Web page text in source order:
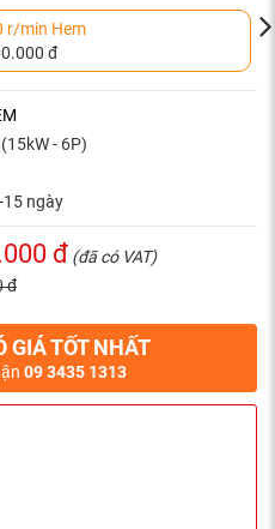
r/min Hem
đ
- 6P)
ngày
đ (đã có VAT)
đ
GIÁ TỐT NHẤT
09 3435 1313